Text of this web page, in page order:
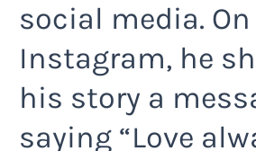
social media. On
Instagram, he
his story a
saying “Love